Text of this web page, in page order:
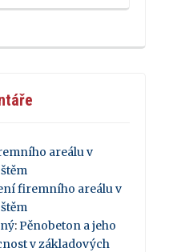
areálu v
firemního areálu v
: Pěnobeton a jeho
v základových